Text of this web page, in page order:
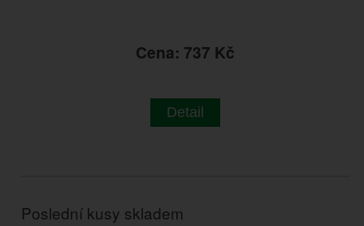
Cena: 737 Kč
Detail
Poslední kusy skladem